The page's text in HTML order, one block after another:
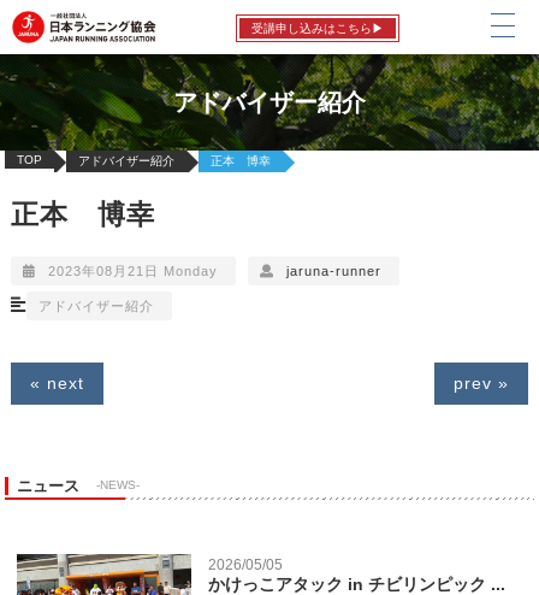
受講申し込みはこちら▶
アドバイザー紹介
TOP アドバイザー紹介 正本 博幸
正本 博幸
2023年08月21日 Monday jaruna-runner
アドバイザー紹介
« next prev »
ニュース -NEWS-
2026/05/05
かけっこアタック in チビリンピック ...